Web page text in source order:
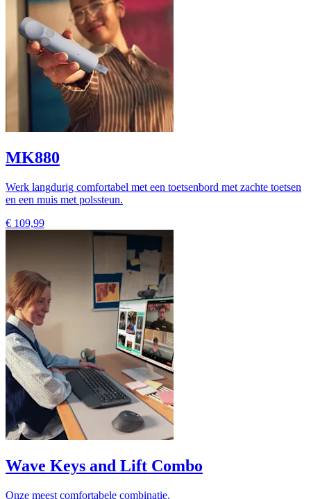
MK880
Werk langdurig comfortabel met een toetsenbord met zachte toetsen
en een muis met polssteun.
€ 109,99
Wave Keys and Lift Combo
Onze meest comfortabele combinatie.